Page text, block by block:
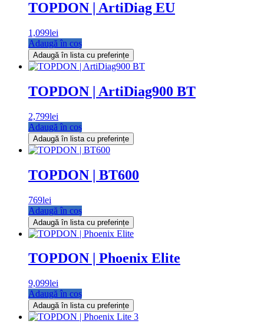
TOPDON | ArtiDiag EU
1,099lei
Adaugă în coș
Adaugă în lista cu preferințe
TOPDON | ArtiDiag900 BT
2,799lei
Adaugă în coș
Adaugă în lista cu preferințe
TOPDON | BT600
769lei
Adaugă în coș
Adaugă în lista cu preferințe
TOPDON | Phoenix Elite
9,099lei
Adaugă în coș
Adaugă în lista cu preferințe